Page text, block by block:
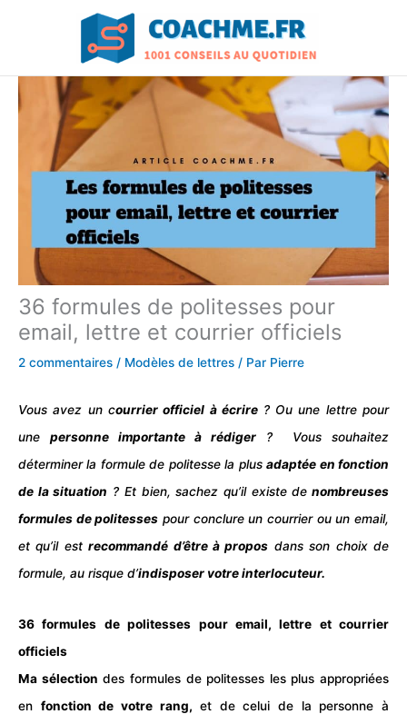
36 formules de politesses pour
email, lettre et courrier officiels
2 commentaires / Modèles de lettres / Par Pierre
Vous avez un courrier officiel à écrire ? Ou une lettrepour
une personne importante à rédiger ? Vous souhaitez
déterminer la formule de politesse la plusadaptée en fonction
de la situation ? Et bien, sachez qu’il existe de nombreuses
formules de politesses pour conclure uncourrierou un email,
et qu’il estrecommandé d’être à propos dans son choix de
formule, au risque d’indisposer votre interlocuteur.
36 formules de politesses pour email, lettre et courrier
officiels
Ma sélection des formules de politesses les plus appropriées
en fonction de votre rang, et de celui de la personne à